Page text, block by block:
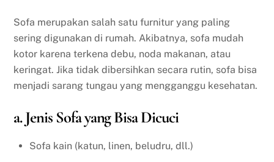
Sofa merupakan salah satu furnitur yang paling
sering digunakan di rumah. Akibatnya, sofa mudah
kotor karena terkena debu, noda makanan, atau
keringat. Jika tidak dibersihkan secara rutin, sofa bisa
menjadi sarang tungau yang mengganggu kesehatan.
a. Jenis Sofa yang Bisa Dicuci
Sofa kain (katun, linen, beludru, dll.)